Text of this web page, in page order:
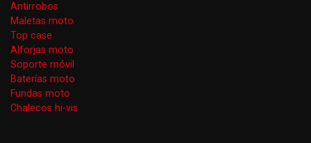
Antirrobos
Maletas moto
Top case
Alforjas moto
Soporte móvil
Baterías moto
Fundas moto
Chalecos hi-vis